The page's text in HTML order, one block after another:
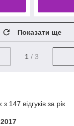
Показати ще
1 / 3
147 відгуків за рік